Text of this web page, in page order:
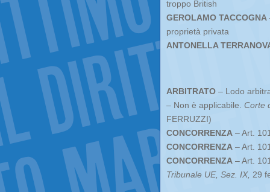
troppo British
GEROLAMO TACCOGNA
proprietà privata
ANTONELLA
ARBITRATO – Lodo
– Non è applicabile. Corte
FERRUZZI)
CONCORRENZA – Art.
CONCORRENZA – Art.
CONCORRENZA – Art.
Tribunale UE, Sez. IX, 29